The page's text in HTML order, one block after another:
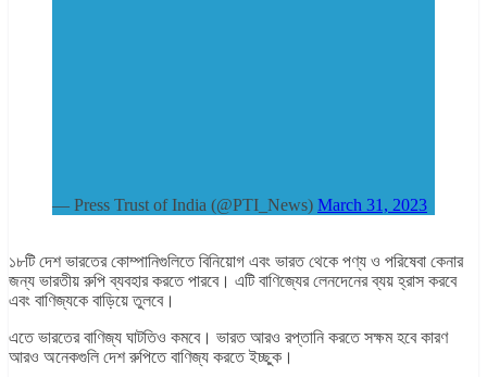
— Press Trust of India (@PTI_News) March 31, 2023
১৮টি দেশ ভারতের কোম্পানিগুলিতে বিনিয়োগ এবং ভারত থেকে পণ্য ও পরিষেবা কেনার
জন্য ভারতীয় রুপি ব্যবহার করতে পারবে। এটি বাণিজ্যের লেনদেনের ব্যয় হ্রাস করবে
এবং বাণিজ্যকে বাড়িয়ে তুলবে।
এতে ভারতের বাণিজ্য ঘাটতিও কমবে। ভারত আরও রপ্তানি করতে সক্ষম হবে কারণ
আরও অনেকগুলি দেশ রুপিতে বাণিজ্য করতে ইচ্ছুক।